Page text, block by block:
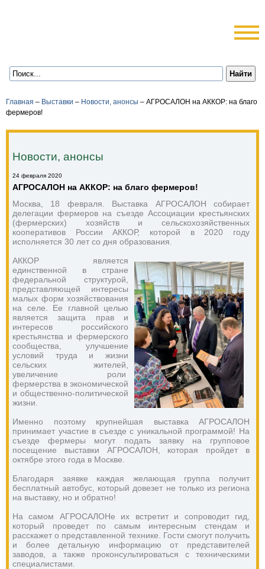
Главная – Выставки – Новости, анонсы – АГРОСАЛОН на АККОР: на благо
фермеров!
Новости, анонсы
24 февраля 2020
АГРОСАЛОН на АККОР: на благо фермеров!
Москва, 18 февраля. Выставка АГРОСАЛОН собирает
делегации фермеров на съезде Ассоциации крестьянских
(фермерских) хозяйств и сельскохозяйственных
кооперативов России АККОР, которой в 2020 году
исполняется 30 лет со дня образования.
АККОР является
единственной в стране
федеральной структурой,
представляющей интересы
малых форм хозяйствования
на селе. Ее главной целью
является защита прав и
интересов российского
крестьянства и фермерского
сообщества, улучшение
условий труда и жизни
сельских жителей,
увеличение роли
фермерства в экономической
и общественно-политической
жизни.
Именно поэтому крупнейшая выставка АГРОСАЛОН
принимает участие в съезде с уникальной программой! На
съезде фермеры могут подать заявку на групповое
посещение выставки АГРОСАЛОН, которая пройдет в
октябре этого года в Москве.
Благодаря заявке каждая желающая группа получит
бесплатный автобус, который довезет не только из региона
на выставку, но и обратно!
На самом АГРОСАЛОНе их встретит и сопроводит гид,
который проведет по самым интересным стендам и
расскажет о представленной технике. Гости смогут получить
и более детальную информацию от представителей
заводов, а также проконсультироваться с техническими
специалистами.